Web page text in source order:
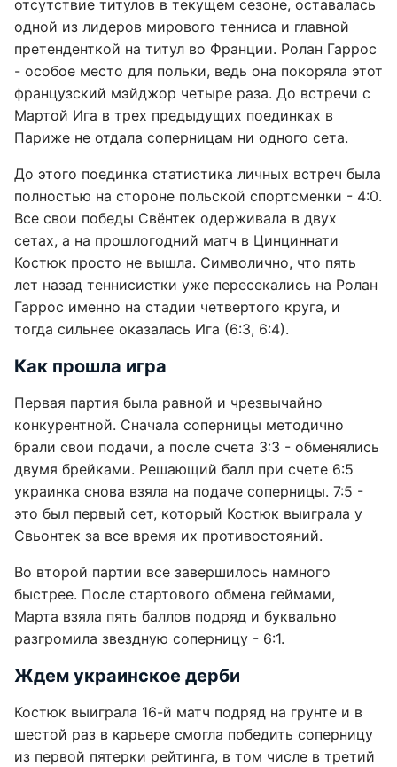
отсутствие титулов в текущем сезоне, оставалась
одной из лидеров мирового тенниса и главной
претенденткой на титул во Франции. Ролан Гаррос
- особое место для польки, ведь она покоряла этот
французский мэйджор четыре раза. До встречи с
Мартой Ига в трех предыдущих поединках в
Париже не отдала соперницам ни одного сета.
До этого поединка статистика личных встреч была
полностью на стороне польской спортсменки - 4:0.
Все свои победы Свёнтек одерживала в двух
сетах, а на прошлогодний матч в Цинциннати
Костюк просто не вышла. Символично, что пять
лет назад теннисистки уже пересекались на Ролан
Гаррос именно на стадии четвертого круга, и
тогда сильнее оказалась Ига (6:3, 6:4).
Как прошла игра
Первая партия была равной и чрезвычайно
конкурентной. Сначала соперницы методично
брали свои подачи, а после счета 3:3 - обменялись
двумя брейками. Решающий балл при счете 6:5
украинка снова взяла на подаче соперницы. 7:5 -
это был первый сет, который Костюк выиграла у
Свьонтек за все время их противостояний.
Во второй партии все завершилось намного
быстрее. После стартового обмена геймами,
Марта взяла пять баллов подряд и буквально
разгромила звездную соперницу - 6:1.
Ждем украинское дерби
Костюк выиграла 16-й матч подряд на грунте и в
шестой раз в карьере смогла победить соперницу
из первой пятерки рейтинга, в том числе в третий